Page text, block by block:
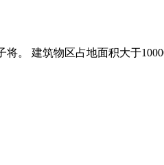
。 建筑物区占地面积大于